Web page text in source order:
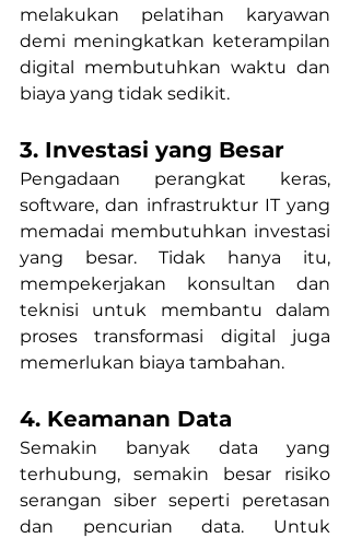
melakukan pelatihan karyawan
demi meningkatkan keterampilan
digital membutuhkan waktu dan
biaya yang tidak sedikit.
3. Investasi yang Besar
Pengadaan perangkat keras,
software, dan infrastruktur IT yang
memadai membutuhkan investasi
yang besar. Tidak hanya itu,
mempekerjakan konsultan dan
teknisi untuk membantu dalam
proses transformasi digital juga
memerlukan biaya tambahan.
4. Keamanan Data
Semakin banyak data yang
terhubung, semakin besar risiko
serangan siber seperti peretasan
dan pencurian data. Untuk